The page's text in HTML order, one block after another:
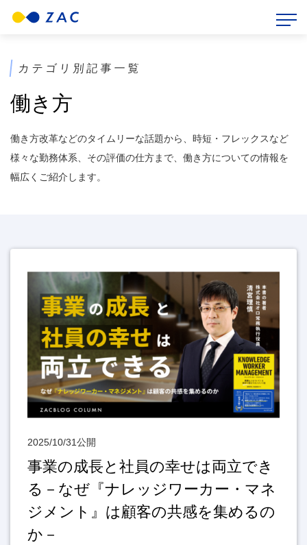
HOME > ZAC BLOG
カテゴリ別記事一覧
働き方
働き方改革などのタイムリーな話題から、時短・フレックスなど
様々な勤務体系、その評価の仕方まで、働き方についての情報を
幅広くご紹介します。
2025/10/31公開
事業の成長と社員の幸せは両立でき
る－なぜ『ナレッジワーカー・マネ
ジメント』は顧客の共感を集めるの
か－